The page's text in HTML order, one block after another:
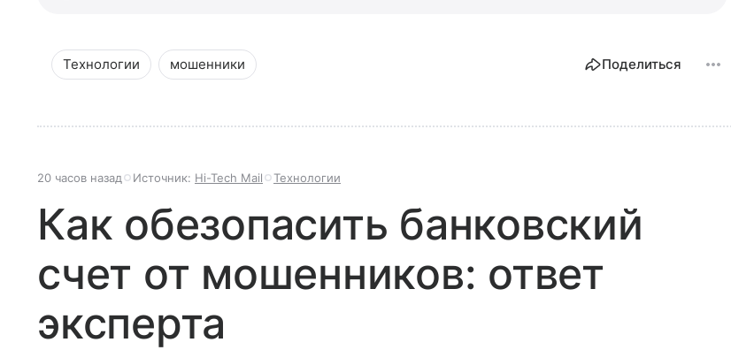
Технологии мошенники Поделиться
20 часов назад Источник: Hi-Tech Mail Технологии
Как обезопасить банковский
счет от мошенников: ответ
эксперта